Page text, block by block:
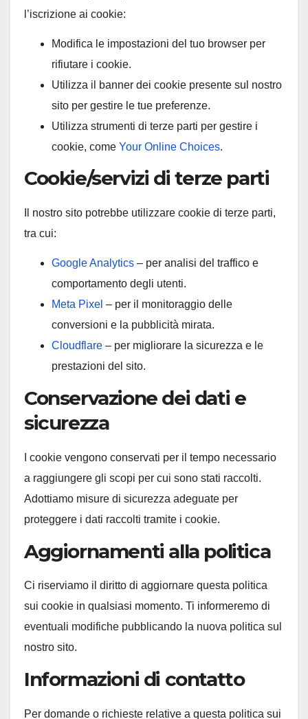
l’iscrizione ai cookie:
Modifica le impostazioni del tuo browser per
rifiutare i cookie.
Utilizza il banner dei cookie presente sul nostro
sito per gestire le tue preferenze.
Utilizza strumenti di terze parti per gestire i
cookie, come Your Online Choices.
Cookie/servizi di terze parti
Il nostro sito potrebbe utilizzare cookie di terze parti,
tra cui:
Google Analytics – per analisi del traffico e
comportamento degli utenti.
Meta Pixel – per il monitoraggio delle
conversioni e la pubblicità mirata.
Cloudflare – per migliorare la sicurezza e le
prestazioni del sito.
Conservazione dei dati e
sicurezza
I cookie vengono conservati per il tempo necessario
a raggiungere gli scopi per cui sono stati raccolti.
Adottiamo misure di sicurezza adeguate per
proteggere i dati raccolti tramite i cookie.
Aggiornamenti alla politica
Ci riserviamo il diritto di aggiornare questa politica
sui cookie in qualsiasi momento. Ti informeremo di
eventuali modifiche pubblicando la nuova politica sul
nostro sito.
Informazioni di contatto
Per domande o richieste relative a questa politica sui